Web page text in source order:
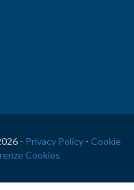
- Privacy Policy- Cookie
Cookies